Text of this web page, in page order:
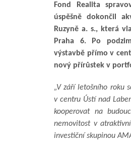
Fond Realita
úspěšně dokončil
Ruzyně a. s., která
Praha 6. Po
výstavbě přímo v
nový přírůstek v
„V září letošního roku
v centru Ústí nad
kooperovat na
nemovitost v
investiční skupinou